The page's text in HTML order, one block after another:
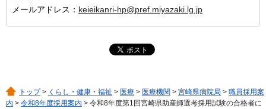
メールアドレス： keieikanri-hp@pref.miyazaki.lg.jp
トップ> くらし・健康・福祉 > 医療 > 医療機関 > 宮崎県病院局 > 職員採用案
内 > 令和8年度採用案内 > 令和8年度第1回宮崎県助産師選考採用試験の合格者に